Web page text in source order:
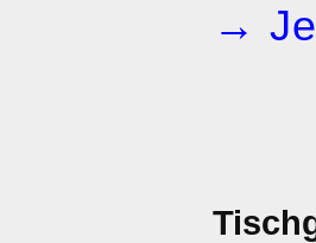
→